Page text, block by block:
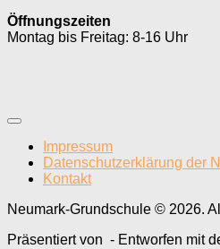
Öffnungszeiten
Montag bis Freitag: 8-16 Uhr
Impressum
Datenschutzerklärung der
Kontakt
Neumark-Grundschule © 2026.
Präsentiert von - Entworfen mit